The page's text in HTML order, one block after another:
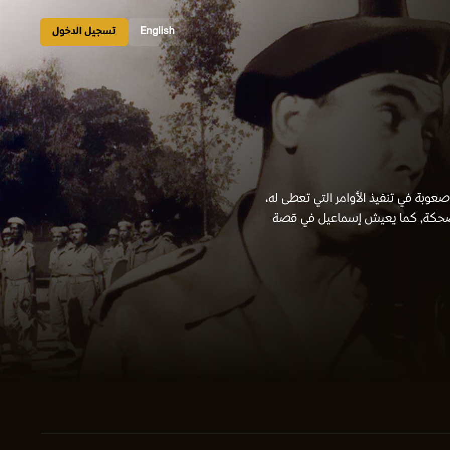
English تسجيل الدخول
في تنفيذ الأوامر التي تعطى له،
كما يعيش إسماعيل في قصة